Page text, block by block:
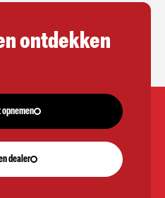
ontdekken
dealer